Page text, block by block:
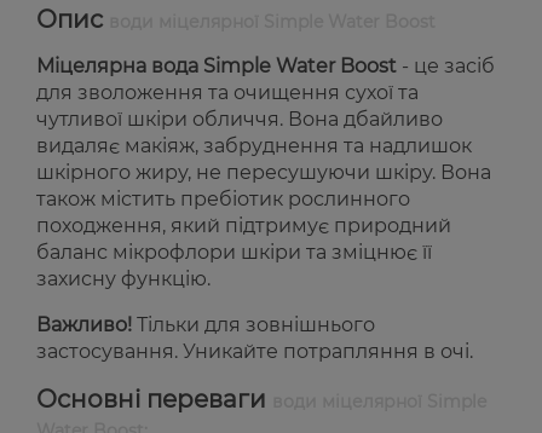
Опис
Міцелярна вода Simple Water Boost - це засіб
для зволоження та очищення сухої та
чутливої шкіри обличчя. Вона дбайливо
видаляє макіяж, забруднення та надлишок
шкірного жиру, не пересушуючи шкіру. Вона
також містить пребіотик рослинного
походження, який підтримує природний
баланс мікрофлори шкіри та зміцнює її
захисну функцію.
Важливо! Тільки для зовнішнього
застосування. Уникайте потрапляння в очі.
Основні переваги